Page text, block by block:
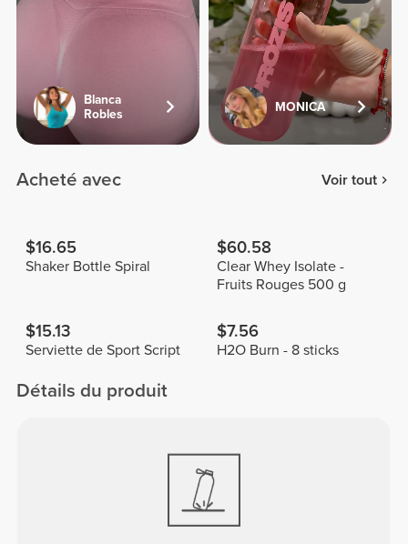
Blanca
Robles
MONICA
Acheté avec Voir tout
$16.65
Shaker Bottle Spiral
$60.58
Clear Whey Isolate -
Fruits Rouges 500 g
$15.13
Serviette de Sport Script
$7.56
H2O Burn - 8 sticks
Détails du produit